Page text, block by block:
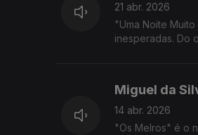
21 abr. 2026
"Uma Noite
inesperadas. Do
Miguel da
14 abr. 2026
"Os Melros" é o